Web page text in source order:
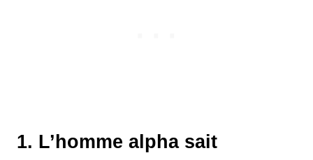
1. L’homme alpha sait